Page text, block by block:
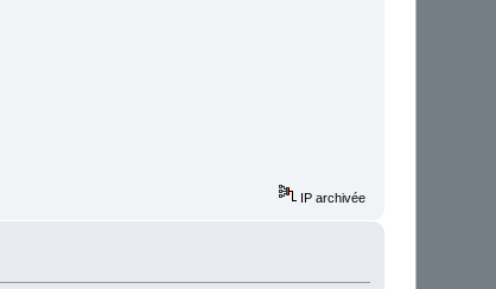
IP archivée